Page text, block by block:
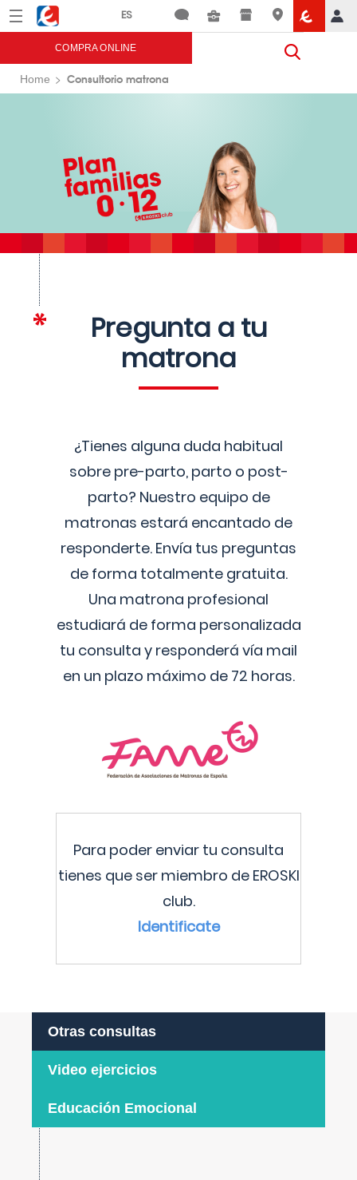
Menú Eroski
COMPRA ONLINE
Home Consultorio matrona
Pregunta a tu
matrona
¿Tienes alguna duda habitual
sobre pre-parto, parto o post-
parto? Nuestro equipo de
matronas estará encantado de
responderte. Envía tus preguntas
de forma totalmente gratuita.
Una matrona profesional
estudiará de forma personalizada
tu consulta y responderá vía mail
en un plazo máximo de 72 horas.
Para poder enviar tu consulta
tienes que ser miembro de EROSKI
club.
Identificate
Otras consultas
Video ejercicios
Educación Emocional